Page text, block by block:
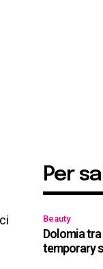
Per
Beauty
Dolomia
temporary